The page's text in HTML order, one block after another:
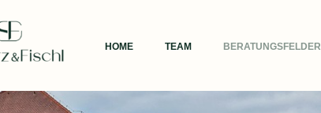
HOME TEAM BERATUNGSFELDER